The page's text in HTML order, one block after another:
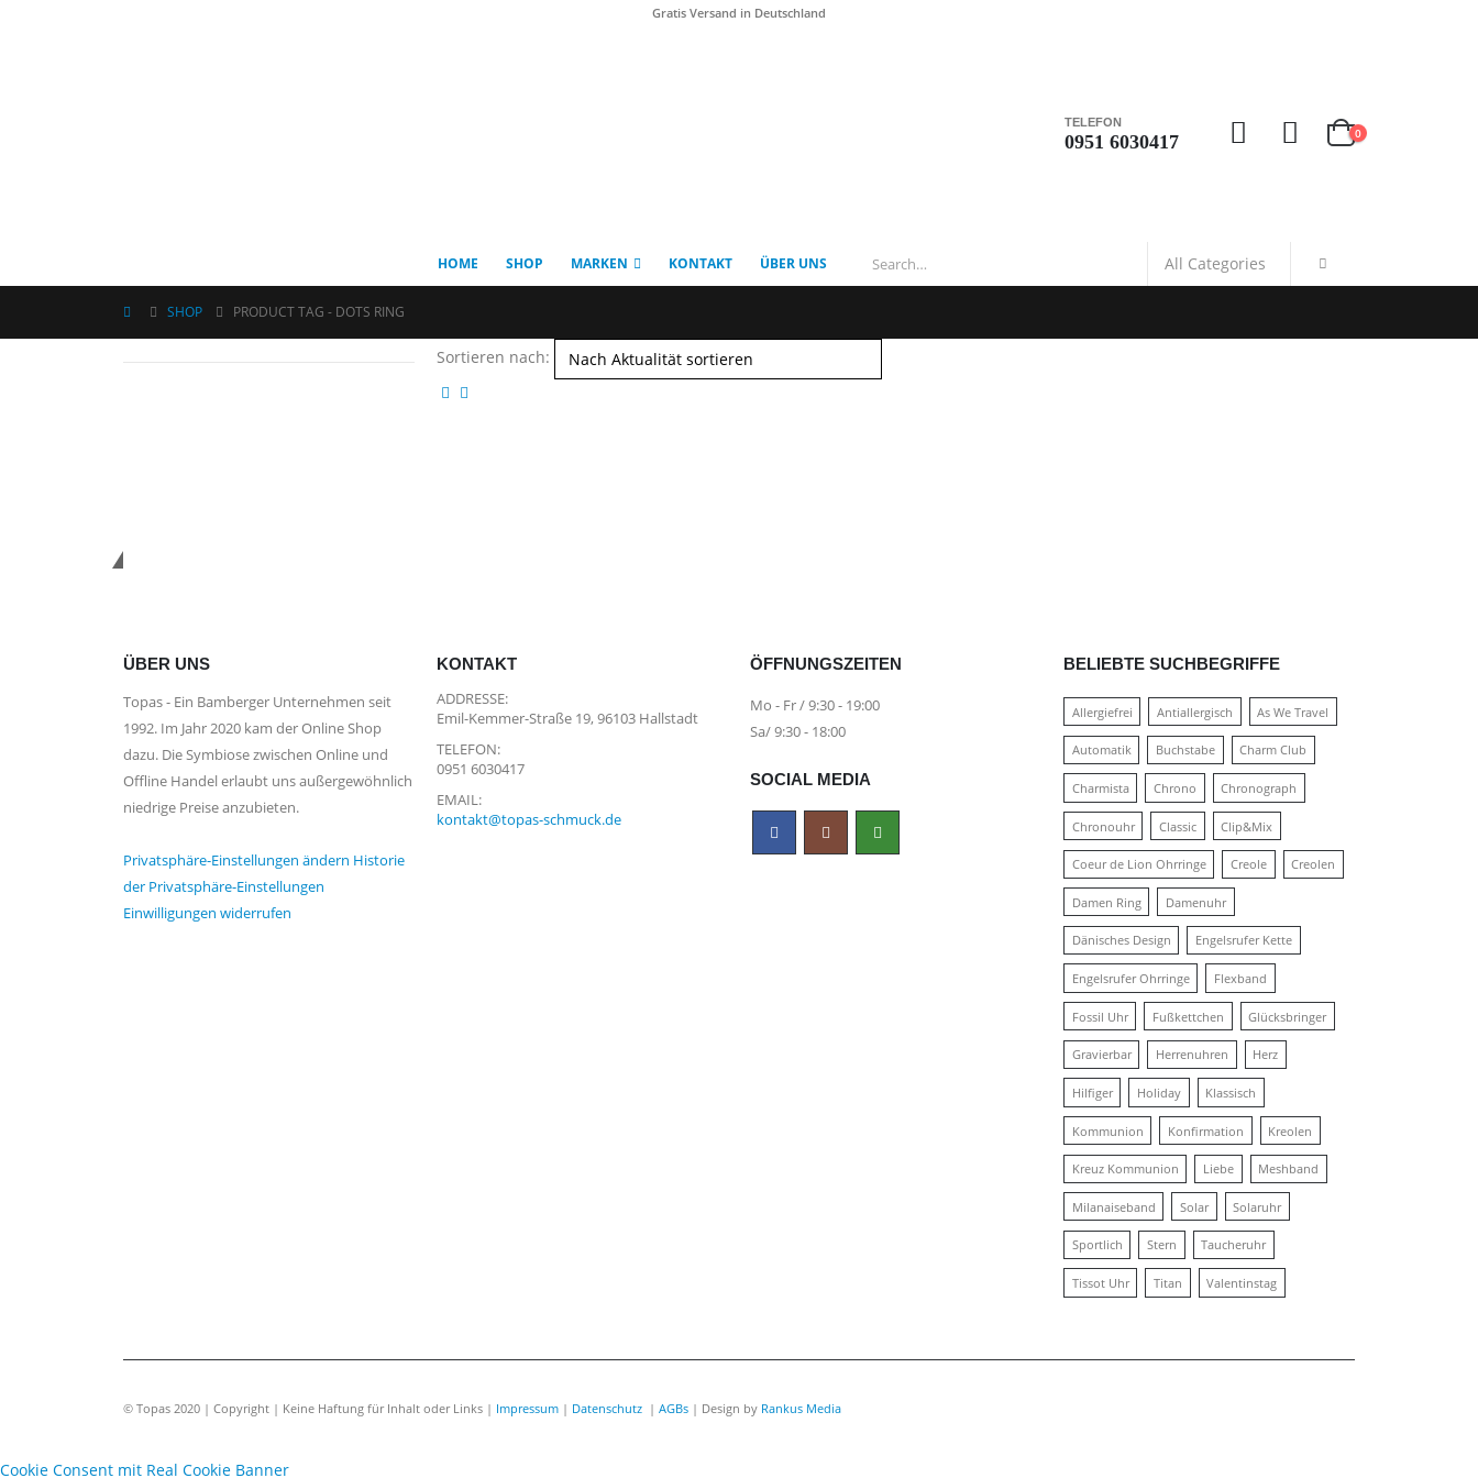
Gratis Versand in Deutschland
TELEFON
0951 6030417 0
HOME SHOP MARKEN KONTAKT ÜBER UNS
SHOP PRODUCT TAG - DOTS RING
Sortieren nach:
ÜBER UNS
Topas - Ein Bamberger Unternehmen seit
1992. Im Jahr 2020 kam der Online Shop
dazu. Die Symbiose zwischen Online und
Offline Handel erlaubt uns außergewöhnlich
niedrige Preise anzubieten.
Privatsphäre-Einstellungen ändern Historie
der Privatsphäre-Einstellungen
Einwilligungen widerrufen
KONTAKT
ADDRESSE:
Emil-Kemmer-Straße 19, 96103 Hallstadt
TELEFON:
0951 6030417
EMAIL:
kontakt@topas-schmuck.de
ÖFFNUNGSZEITEN
Mo - Fr / 9:30 - 19:00
Sa/ 9:30 - 18:00
SOCIAL MEDIA
BELIEBTE SUCHBEGRIFFE
Allergiefrei Antiallergisch As We Travel
Automatik Buchstabe Charm Club
Charmista Chrono Chronograph
Chronouhr Classic Clip&Mix
Coeur de Lion Ohrringe Creole Creolen
Damen Ring Damenuhr
Dänisches Design Engelsrufer Kette
Engelsrufer Ohrringe Flexband
Fossil Uhr Fußkettchen Glücksbringer
Gravierbar Herrenuhren Herz
Hilfiger Holiday Klassisch
Kommunion Konfirmation Kreolen
Kreuz Kommunion Liebe Meshband
Milanaiseband Solar Solaruhr
Sportlich Stern Taucheruhr
Tissot Uhr Titan Valentinstag
© Topas 2020 | Copyright | Keine Haftung für Inhalt oder Links | Impressum | Datenschutz | AGBs | Design by Rankus Media
Cookie Consent mit Real Cookie Banner